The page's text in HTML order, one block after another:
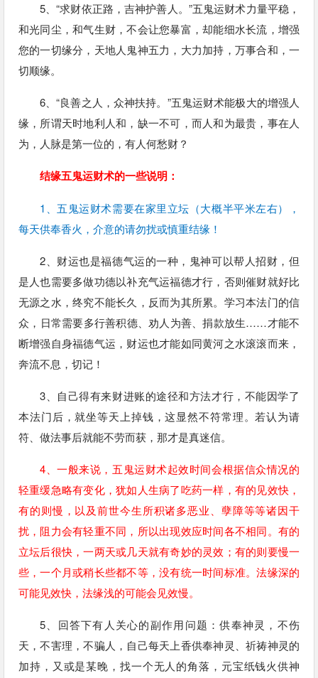
5、“求财依正路，吉神护善人。”五鬼运财术力量平稳，
和光同尘，和气生财，不会让您暴富，却能细水长流，增强
您的一切缘分，天地人鬼神五力，大力加持，万事合和，一
切顺缘。
6、“良善之人，众神扶持。”五鬼运财术能极大的增强人
缘，所谓天时地利人和，缺一不可，而人和为最贵，事在人
为，人脉是第一位的，有人何愁财？
结缘五鬼运财术的一些说明：
1、五鬼运财术需要在家里立坛（大概半平米左右），
每天供奉香火，介意的请勿扰或慎重结缘！
2、财运也是福德气运的一种，鬼神可以帮人招财，但
是人也需要多做功德以补充气运福德才行，否则催财就好比
无源之水，终究不能长久，反而为其所累。学习本法门的信
众，日常需要多行善积德、劝人为善、捐款放生……才能不
断增强自身福德气运，财运也才能如同黄河之水滚滚而来，
奔流不息，切记！
3、自己得有来财进账的途径和方法才行，不能因学了
本法门后，就坐等天上掉钱，这显然不符常理。若认为请
符、做法事后就能不劳而获，那才是真迷信。
4、一般来说，五鬼运财术起效时间会根据信众情况的
轻重缓急略有变化，犹如人生病了吃药一样，有的见效快，
有的则慢，以及前世今生所积诸多恶业、孽障等等诸因干
扰，阻力会有轻重不同，所以出现效应时间各不相同。有的
立坛后很快，一两天或几天就有奇妙的灵效；有的则要慢一
些，一个月或稍长些都不等，没有统一时间标准。法缘深的
可能见效快，法缘浅的可能会见效慢。
5、回答下有人关心的副作用问题：供奉神灵，不伤
天，不害理，不骗人，自己每天上香供奉神灵、祈祷神灵的
加持，又或是某晚，找一个无人的角落，元宝纸钱火供神